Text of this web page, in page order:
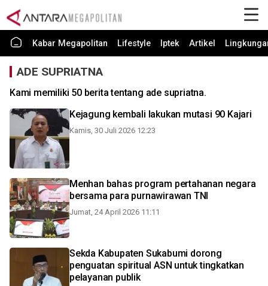
Kabar Megapolitan Lifestyle Iptek Artikel
ADE SUPRIATNA
Kami memiliki 50 berita tentang ade supriatna.
Kejagung kembali lakukan mutasi 90 Kajari
Kamis, 30 Juli 2026 12:23
Menhan bahas program pertahanan negara
bersama para purnawirawan TNI
Jumat, 24 April 2026 11:11
Sekda Kabupaten Sukabumi dorong
penguatan spiritual ASN untuk tingkatkan
pelayanan publik